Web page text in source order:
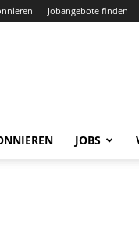
Jobangebote finden
JOBS